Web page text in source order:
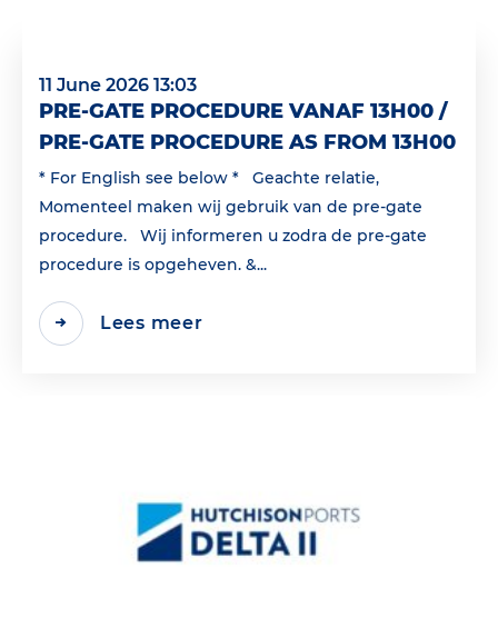
11 June 2026 13:03
PRE-GATE PROCEDURE VANAF 13H00 /
PRE-GATE PROCEDURE AS FROM 13H00
* For English see below * Geachte relatie,
Momenteel maken wij gebruik van de pre-gate
procedure. Wij informeren u zodra de pre-gate
procedure is opgeheven. &...
Lees meer